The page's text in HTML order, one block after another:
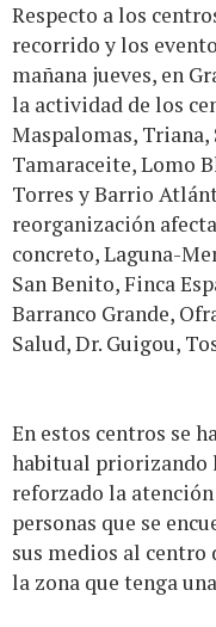
Respecto a los
recorrido y los
mañana jueves, en
la actividad de los
Maspalomas, Triana,
Tamaraceite, Lomo
Torres y Barrio
reorganización
concreto, Laguna-
San Benito, Finca
Barranco Grande,
Salud, Dr. Guigou,
En estos centros se
habitual priorizando
reforzado la
personas que se
sus medios al centro
la zona que tenga